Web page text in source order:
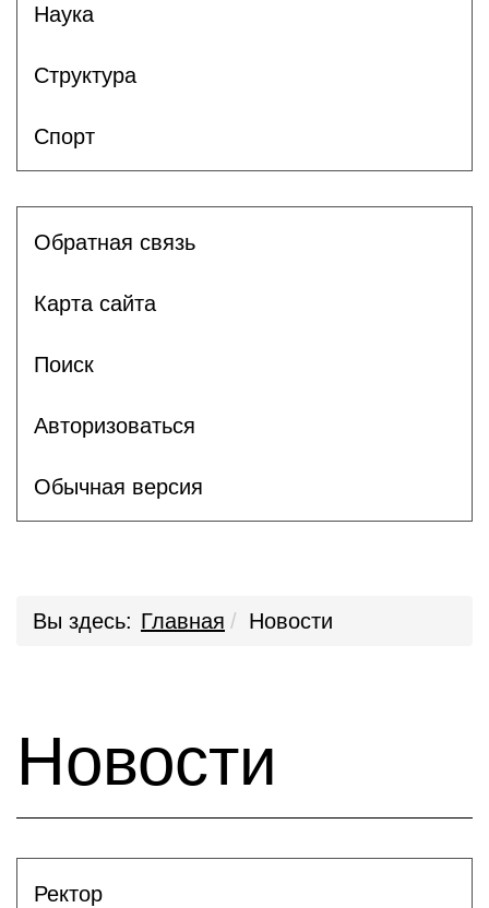
Наука
Структура
Спорт
Обратная связь
Карта сайта
Поиск
Авторизоваться
Обычная версия
Вы здесь: Главная Новости
Новости
Ректор